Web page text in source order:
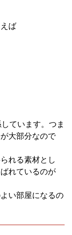
ば
ています。つま
大部分なので
れる素材とし
れているのが
い部屋になるの